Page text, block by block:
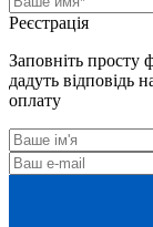
Реєстрація
Заповніть просту
дадуть відповідь
оплату